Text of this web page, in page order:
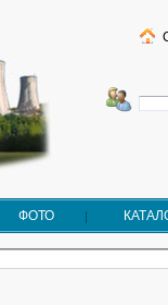
ФОТО